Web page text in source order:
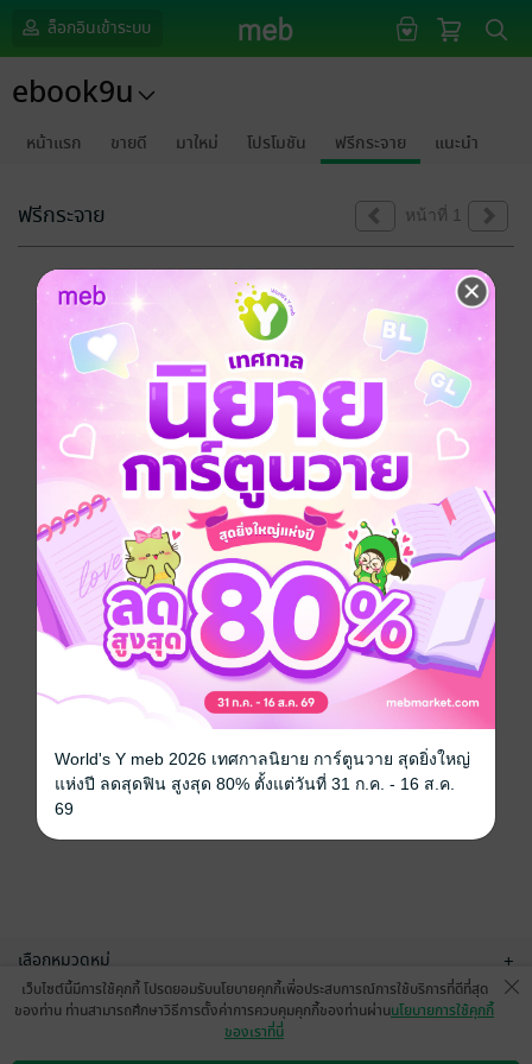
ล็อกอินเข้าระบบ
ebook9u
หน้าแรก ขายดี มาใหม่ โปรโมชัน ฟรีกระจาย แนะนำ
ฟรีกระจาย หน้าที่ 1
ขออภัยด้วยนะคะ
ไม่พบข้อมูลในหัวข้อที่คุณกำลังชมค่ะ
เลือกหมวดหมู่ +
บริการช่วยเหลือ
เว็บไซต์นี้มีการใช้คุกกี้ โปรดยอมรับนโยบายคุกกี้เพื่อประสบการณ์การใช้บริการที่ดีที่สุด
ของท่าน ท่านสามารถศึกษาวิธีการตั้งค่าการควบคุมคุกกี้ของท่านผ่านนโยบายการใช้คุกกี้
ของเราที่นี่
World's Y meb 2026 เทศกาลนิยาย การ์ตูนวาย สุดยิ่งใหญ่
แห่งปี ลดสุดฟิน สูงสุด 80% ตั้งแต่วันที่ 31 ก.ค. - 16 ส.ค.
69